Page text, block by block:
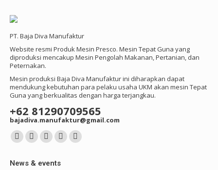
PT. Baja Diva Manufaktur
Website resmi Produk Mesin Presco. Mesin Tepat Guna yang
diproduksi mencakup Mesin Pengolah Makanan, Pertanian, dan
Peternakan.
Mesin produksi Baja Diva Manufaktur ini diharapkan dapat
mendukung kebutuhan para pelaku usaha UKM akan mesin Tepat
Guna yang berkualitas dengan harga terjangkau.
+62 81290709565
bajadiva.manufaktur@gmail.com
Find us on:
Facebook
opens
YouTube
opens
Instagram
opens
Mail
opens
Whatsapp
News & events